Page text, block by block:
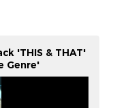
'THIS & THAT'
Genre'